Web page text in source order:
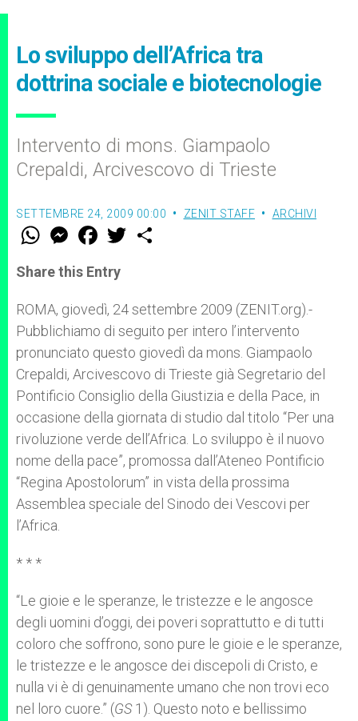
Lo sviluppo dell’Africa tra
dottrina sociale e biotecnologie
Intervento di mons. Giampaolo
Crepaldi, Arcivescovo di Trieste
SETTEMBRE 24, 2009 00:00 ZENIT STAFF ARCHIVI
W
t
s
p
p
M
e
s
e
g
e
r
F
a
e
b
o
k
w
r
Share this Entry
ROMA, giovedì, 24 settembre 2009 (ZENIT.org).-
Pubblichiamo di seguito per intero l’intervento
pronunciato questo giovedì da mons. Giampaolo
Crepaldi, Arcivescovo di Trieste già Segretario del
Pontificio Consiglio della Giustizia e della Pace, in
occasione della giornata di studio dal titolo “Per una
rivoluzione verde dell’Africa. Lo sviluppo è il nuovo
nome della pace”, promossa dall’Ateneo Pontificio
“Regina Apostolorum” in vista della prossima
Assemblea speciale del Sinodo dei Vescovi per
l’Africa.
* * *
“Le gioie e le speranze, le tristezze e le angosce
degli uomini d’oggi, dei poveri soprattutto e di tutti
coloro che soffrono, sono pure le gioie e le speranze,
le tristezze e le angosce dei discepoli di Cristo, e
nulla vi è di genuinamente umano che non trovi eco
nel loro cuore.” (GS1). Questo noto e bellissimo